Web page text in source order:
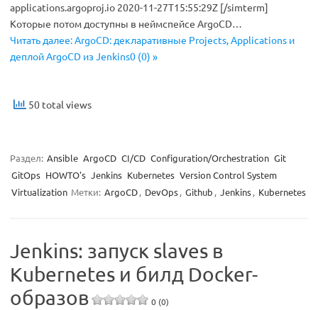
applications.argoproj.io 2020-11-27T15:55:29Z [/simterm]
Которые потом доступны в неймспейсе ArgoCD…
Читать далее: ArgoCD: декларативные Projects, Applications и
деплой ArgoCD из Jenkins0 (0) »
50 total views
Раздел: Ansible ArgoCD CI/CD Configuration/Orchestration Git
GitOps HOWTO's Jenkins Kubernetes Version Control System
Virtualization Метки: ArgoCD, DevOps, Github , Jenkins, Kubernetes
Jenkins: запуск slaves в
Kubernetes и билд Docker-
образов
0 (0)